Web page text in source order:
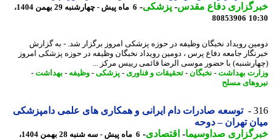
دفاع مقدس-پزشکی-
6 ماه پیش - چهارشنبه 29 بهمن 1404،
80853906
رویداد نخبگان وظیفه در حوزه پزشکی امروز برگزار شد. - به گزارش
جامعه دفاع پرس ، دومین رویداد نخبگان وظیفه در حوزه پزشکی امروز
با حضور موسی الرضا قائمی رییس مرکز ...
بهداشت -نخبگان-تحقیقات و فناوری- پزشکی-وظیفه-بهداشت -
مسلح
توسعه صادرات دام ایرانی و همکاری های علمی دامپزشکی
تهران – دوحه
صداوسیما-اقتصادی-
6 ماه پیش - سه شنبه 28 بهمن 1404،